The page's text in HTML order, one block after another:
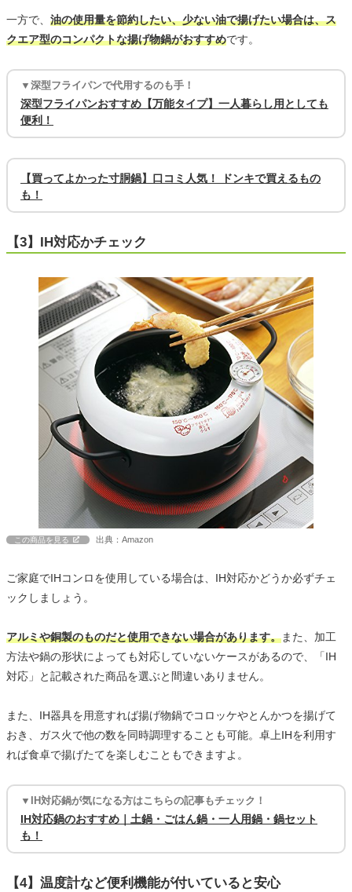
一方で、 油の使用量を節約したい、少ない油で揚げたい場合は、ス
クエア型のコンパクトな揚げ物鍋がおすすめです。
▼深型フライパンで代用するのも手！
深型フライパンおすすめ【万能タイプ】一人暮らし用としても
便利！
【買ってよかった寸胴鍋】口コミ人気！ ドンキで買えるもの
も！
【3】IH対応かチェック
この商品を見る 出典：Amazon
ご家庭でIHコンロを使用している場合は、IH対応かどうか必ずチェ
ックしましょう。
アルミや銅製のものだと使用できない場合があります。また、加工
方法や鍋の形状によっても対応していないケースがあるので、「IH
対応」と記載された商品を選ぶと間違いありません。
また、IH器具を用意すれば揚げ物鍋でコロッケやとんかつを揚げて
おき、ガス火で他の数を同時調理することも可能。卓上IHを利用す
れば食卓で揚げたてを楽しむこともできますよ。
▼IH対応鍋が気になる方はこちらの記事もチェック！
IH対応鍋のおすすめ｜土鍋・ごはん鍋・一人用鍋・鍋セット
も！
【4】温度計など便利機能が付いていると安心